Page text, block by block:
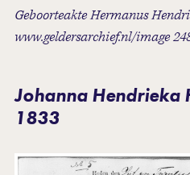
Geboorteakte Hermanus
www.geldersarchief.nl/image
Johanna Hendrieka
1833